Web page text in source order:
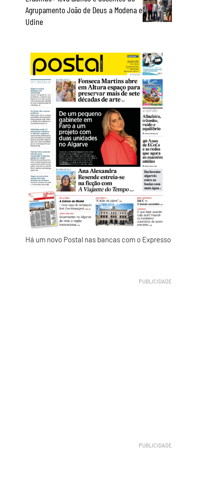
Agrupamento João de Deus a Modena e
Udine
Há um novo Postal nas bancas com o Expresso